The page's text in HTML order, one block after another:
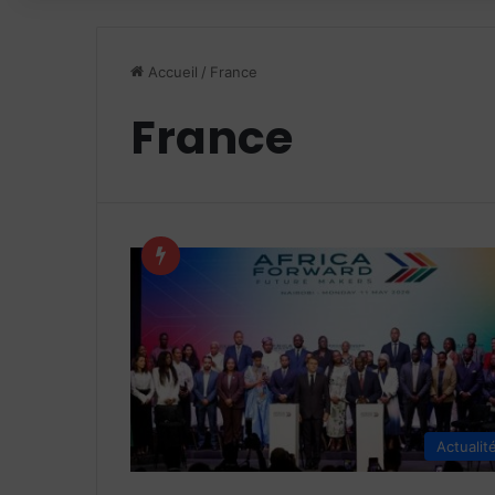
Accueil / France
France